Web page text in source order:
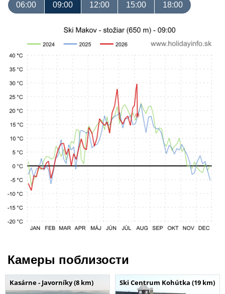
06:00 09:00 12:00 15:00 18:00
Камеры поблизости
Kasárne - Javorníky (8 km) Ski Centrum Kohútka (19 km)